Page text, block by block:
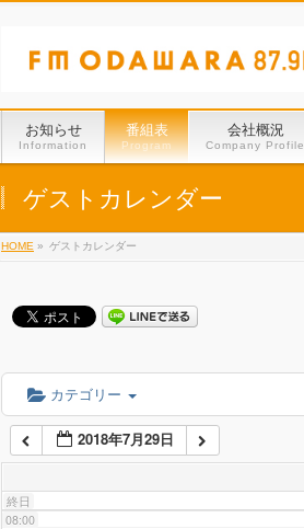
お知らせ
Information
番組表
Program
会社概況
Company Profile
ゲストカレンダー
HOME » ゲストカレンダー
カテゴリー
2018年7月29日
終日
01:00
02:00
03:00
04:00
05:00
06:00
07:00
08:00